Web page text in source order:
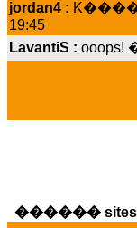
19:45
LavantiS :
���� ���;
veronica :
������ sites